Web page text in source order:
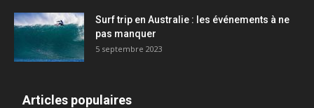
Surf trip en Australie : les événements à ne
pas manquer
5 septembre 2023
Articles populaires